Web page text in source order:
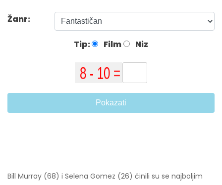
Žanr:
Tip: Film Niz
Pokazati
Bill Murray (68) i Selena Gomez (26) činili su se najboljim